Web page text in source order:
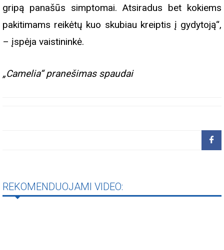
gripą panašūs simptomai. Atsiradus bet kokiems
pakitimams reikėtų kuo skubiau kreiptis į gydytoją“,
– įspėja vaistininkė.
„Camelia“ pranešimas spaudai
REKOMENDUOJAMI VIDEO: